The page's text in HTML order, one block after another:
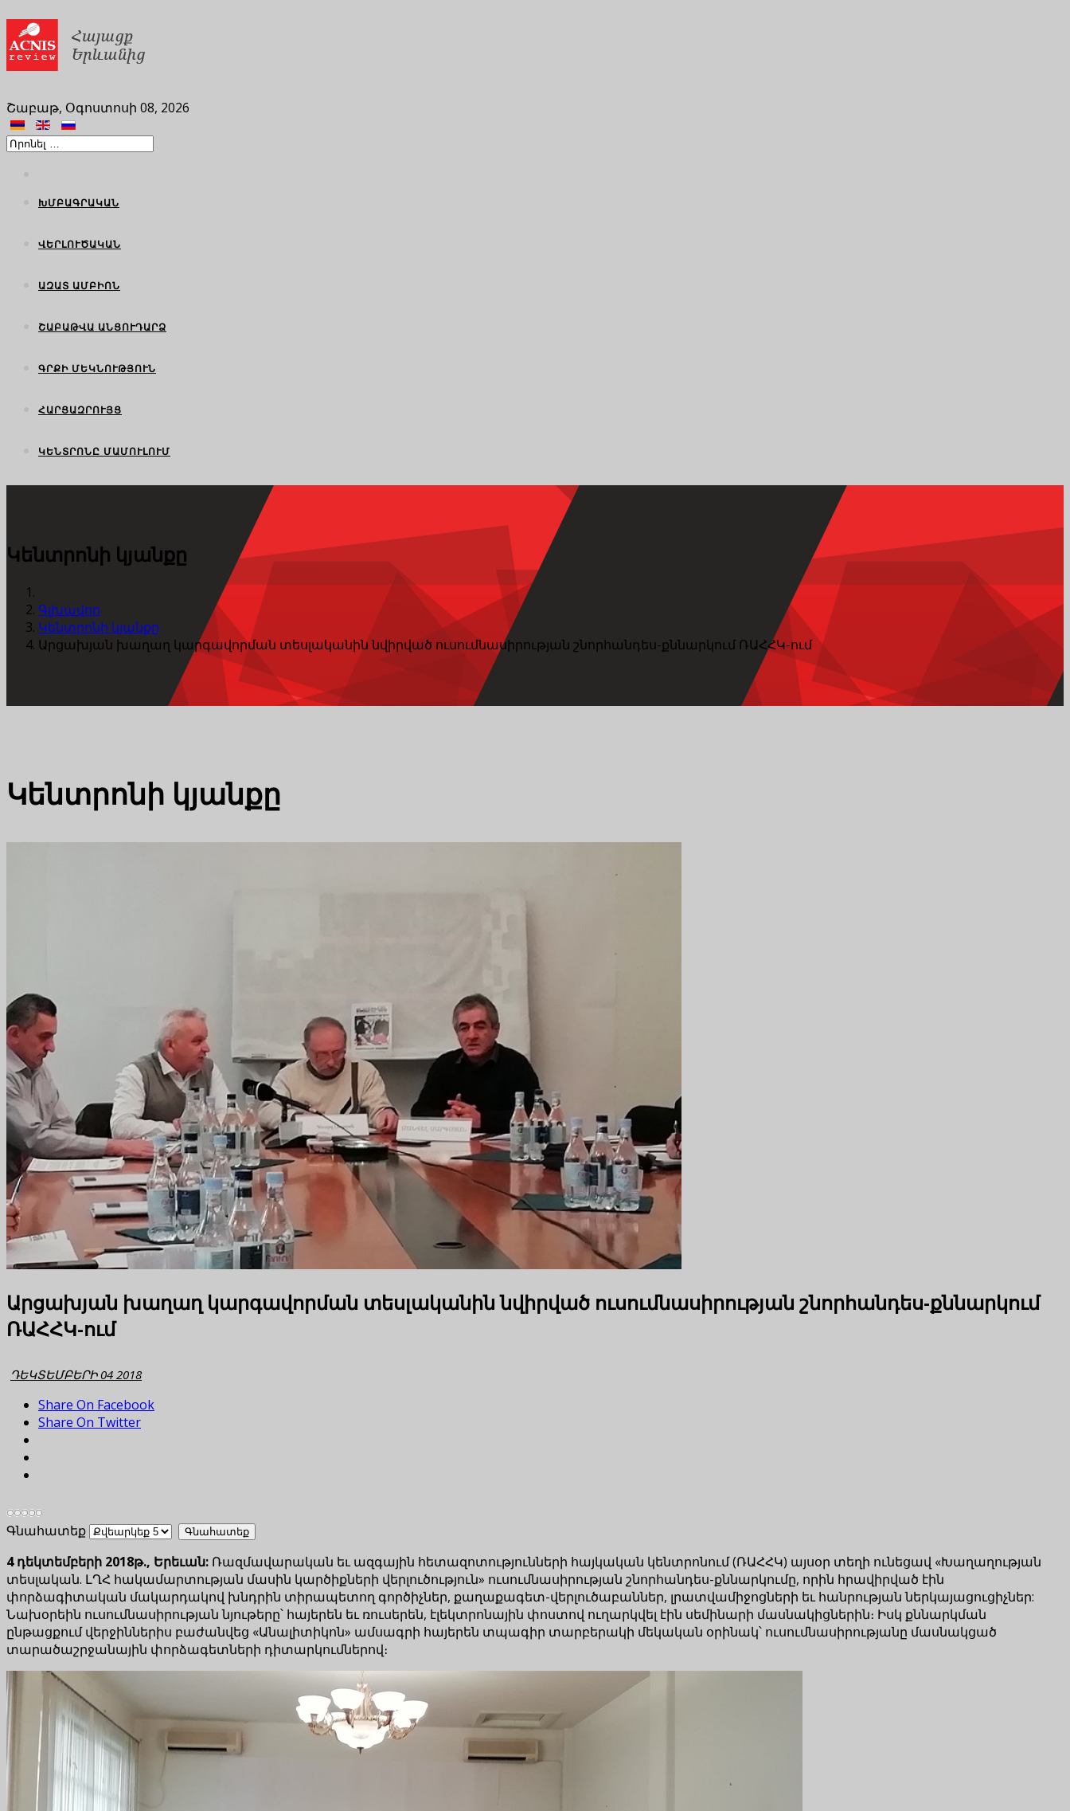
Շաբաթ, Օգոստոսի 08, 2026
ԽՄԲԱԳՐԱԿԱՆ
ՎԵՐԼՈՒԾԱԿԱՆ
ԱԶԱՏ ԱՄԲԻՈՆ
ՇԱԲԱԹՎԱ ԱՆՑՈՒԴԱՐՁ
ԳՐՔԻ ՄԵԿՆՈՒԹՅՈՒՆ
ՀԱՐՑԱԶՐՈՒՅՑ
ԿԵՆՏՐՈՆԸ ՄԱՄՈՒԼՈՒՄ
Կենտրոնի կյանքը
Գլխավոր
Կենտրոնի կյանքը
Արցախյան խաղաղ կարգավորման տեսլականին նվիրված ուսումնասիրության շնորհանդես-քննարկում ՌԱՀՀԿ-ում
Կենտրոնի կյանքը
Արցախյան խաղաղ կարգավորման տեսլականին նվիրված ուսումնասիրության շնորհանդես-քննարկում
ՌԱՀՀԿ-ում
ԴԵԿՏԵՄԲԵՐԻ 04 2018
Share On Facebook
Share On Twitter
Գնահատեք
4 դեկտեմբերի 2018թ., Երեւան: Ռազմավարական եւ ազգային հետազոտությունների հայկական կենտրոնում (ՌԱՀՀԿ) այսօր տեղի ունեցավ «Խաղաղության
տեսլական. ԼՂՀ հակամարտության մասին կարծիքների վերլուծություն» ուսումնասիրության շնորհանդես-քննարկումը, որին հրավիրված էին
փորձագիտական մակարդակով խնդրին տիրապետող գործիչներ, քաղաքագետ-վերլուծաբաններ, լրատվամիջոցների եւ հանրության ներկայացուցիչներ:
Նախօրեին ուսումնասիրության նյութերը՝ հայերեն եւ ռուսերեն, էլեկտրոնային փոստով ուղարկվել էին սեմինարի մասնակիցներին։ Իսկ քննարկման
ընթացքում վերջիններիս բաժանվեց «Անալիտիկոն» ամսագրի հայերեն տպագիր տարբերակի մեկական օրինակ՝ ուսումնասիրությանը մասնակցած
տարածաշրջանային փորձագետների դիտարկումներով։